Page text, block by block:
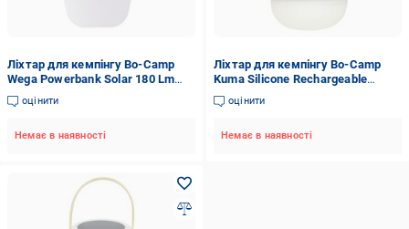
Ліхтар для кемпінгу Bo-Camp
Wega Powerbank Solar 180 Lm
біло-сіро-чорний 5818735
оцінити
Немає в наявності
Ліхтар для кемпінгу Bo-Camp
Kuma Silicone Rechargeable
White/Black (5818808) 2 Lm біло-
чорний 5818808
оцінити
Немає в наявності